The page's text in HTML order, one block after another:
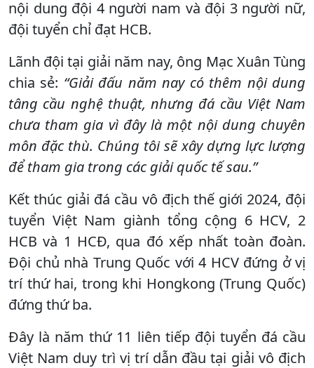
nội dung đội 4 người nam và đội 3 người nữ,
đội tuyển chỉ đạt HCB.
Lãnh đội tại giải năm nay, ông Mạc Xuân Tùng
chia sẻ: “Giải đấu năm nay có thêm nội dung
tâng cầu nghệ thuật, nhưng đá cầu Việt Nam
chưa tham gia vì đây là một nội dung chuyên
môn đặc thù. Chúng tôi sẽ xây dựng lực lượng
để tham gia trong các giải quốc tế sau.”
Kết thúc giải đá cầu vô địch thế giới 2024, đội
tuyển Việt Nam giành tổng cộng 6 HCV, 2
HCB và 1 HCĐ, qua đó xếp nhất toàn đoàn.
Đội chủ nhà Trung Quốc với 4 HCV đứng ở vị
trí thứ hai, trong khi Hongkong (Trung Quốc)
đứng thứ ba.
Đây là năm thứ 11 liên tiếp đội tuyển đá cầu
Việt Nam duy trì vị trí dẫn đầu tại giải vô địch